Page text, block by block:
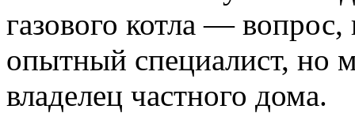
газового котла —
опытный специалист, но
владелец частного дома.